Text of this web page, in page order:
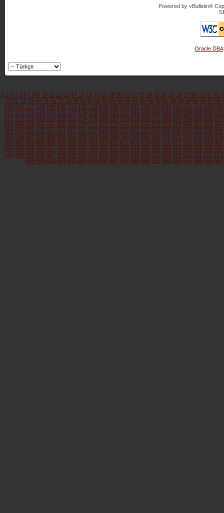
Powered by vBulletin®
Oracle DBA
1 2 3 4 5 6 7 8 9 10 11 12 13 14 15 16 17 18 19 20 21 22 23 24 25 26 27 28 29 30 31 32 33
70 71 72 73 74 75 76 77 78 79 80 81 82 83 84 85 86 87 88 89 90 91 92 93 94 95 96 97 98
125 126 127 128 129 130 131 132 133 134 135 136 137 138 139 140 141 142 143 144 145
171 172 173 174 175 176 177 178 179 180 181 182 183 184 185 186 187 188 189 190 191
217 218 219 220 221 222 223 224 225 226 227 228 229 230 231 232 233 234 235 236 237
263 264 265 266 267 268 269 270 271 272 273 274 275 276 277 278 279 280 281 282 283
309 310 311 312 313 314 315 316 317 318 319 320 321 322 323 324 325 326 327 328 329
355 356 357 358 359 360 361 362 363 364 365 366 367 368 369 370 371 372 373 374 375
401 402 403 404 405 406 407 408 409 410 411 412 413 414 415 416 417 418 419 420 421
447 448 449 450 451 452 453 454 455 456 457 458 459 460 461 462 463 464 465 466 467
493 494 495 496 497 498 499 500 501 502 503 504 505 506 507 508 509 510 511 512 513
539 540 541 542 543 544 545 546 547 548 549 550 551 552 553 554 555 556 557